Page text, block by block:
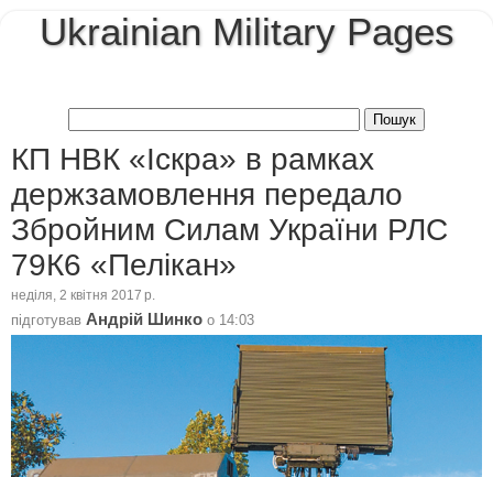
Ukrainian Military Pages
КП НВК «Іскра» в рамках
держзамовлення передало
Збройним Силам України РЛС
79К6 «Пелікан»
неділя, 2 квітня 2017 р.
підготував Андрій Шинко о 14:03